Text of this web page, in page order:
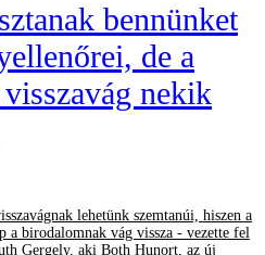
bennünket
de a
nekik
lehetünk szemtanúi, hiszen a
a birodalomnak vág vissza - vezette fel
Gergely, aki Both Hunort, az új